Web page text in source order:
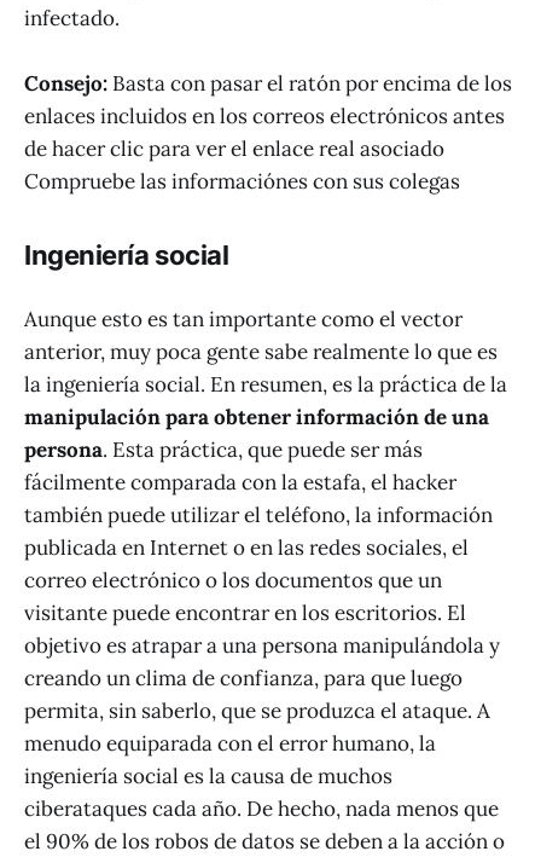
infectado.
Consejo: Basta con pasar el ratón por encima de los
enlaces incluidos en los correos electrónicos antes
de hacer clic para ver el enlace real asociado
Compruebe las informaciónes con sus colegas
Ingeniería social
Aunque esto es tan importante como el vector
anterior, muy poca gente sabe realmente lo que es
la ingeniería social. En resumen, es la práctica de la
manipulación para obtener información de una
persona. Esta práctica, que puede ser más
fácilmente comparada con la estafa, el hacker
también puede utilizar el teléfono, la información
publicada en Internet o en las redes sociales, el
correo electrónico o los documentos que un
visitante puede encontrar en los escritorios. El
objetivo es atrapar a una persona manipulándola y
creando un clima de confianza, para que luego
permita, sin saberlo, que se produzca el ataque. A
menudo equiparada con el error humano, la
ingeniería social es la causa de muchos
ciberataques cada año. De hecho, nada menos que
el 90% de los robos de datos se deben a la acción o